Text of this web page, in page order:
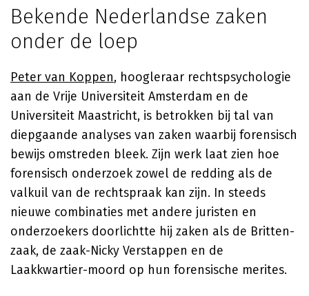
Bekende Nederlandse zaken
onder de loep
Peter van Koppen, hoogleraar rechtspsychologie
aan de Vrije Universiteit Amsterdam en de
Universiteit Maastricht, is betrokken bij tal van
diepgaande analyses van zaken waarbij forensisch
bewijs omstreden bleek. Zijn werk laat zien hoe
forensisch onderzoek zowel de redding als de
valkuil van de rechtspraak kan zijn. In steeds
nieuwe combinaties met andere juristen en
onderzoekers doorlichtte hij zaken als de Britten-
zaak, de zaak-Nicky Verstappen en de
Laakkwartier-moord op hun forensische merites.